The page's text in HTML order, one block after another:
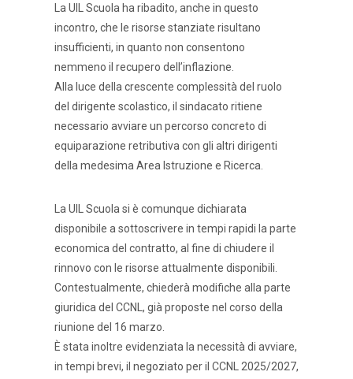
La UIL Scuola ha ribadito, anche in questo
incontro, che le risorse stanziate risultano
insufficienti, in quanto non consentono
nemmeno il recupero dell’inflazione.
Alla luce della crescente complessità del ruolo
del dirigente scolastico, il sindacato ritiene
necessario avviare un percorso concreto di
equiparazione retributiva con gli altri dirigenti
della medesima Area Istruzione e Ricerca.
La UIL Scuola si è comunque dichiarata
disponibile a sottoscrivere in tempi rapidi la parte
economica del contratto, al fine di chiudere il
rinnovo con le risorse attualmente disponibili.
Contestualmente, chiederà modifiche alla parte
giuridica del CCNL, già proposte nel corso della
riunione del 16 marzo.
È stata inoltre evidenziata la necessità di avviare,
in tempi brevi, il negoziato per il CCNL 2025/2027,